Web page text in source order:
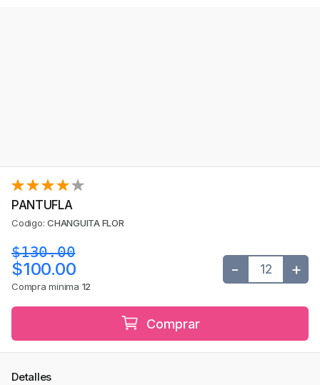
PANTUFLA
Codigo:CHANGUITA FLOR
$130.00
$100.00
Compra minima 12
- +
Comprar
Detalles